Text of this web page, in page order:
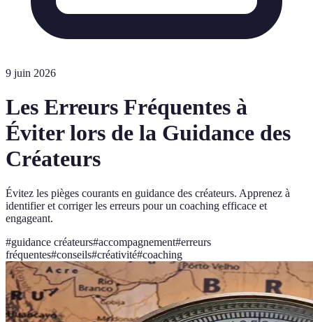
9 juin 2026
Les Erreurs Fréquentes à
Éviter lors de la Guidance des
Créateurs
Évitez les pièges courants en guidance des créateurs. Apprenez à
identifier et corriger les erreurs pour un coaching efficace et
engageant.
#guidance créateurs#accompagnement#erreurs
fréquentes#conseils#créativité#coaching